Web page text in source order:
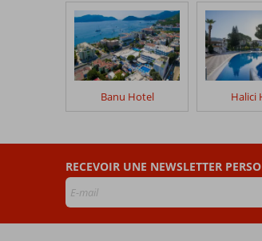
nos
clients
après
leur
séjour
Les
avis
de
plus
Banu Hotel Halici
RECEVOIR UNE NEWSLETTER